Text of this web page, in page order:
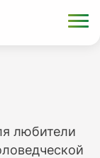
любители